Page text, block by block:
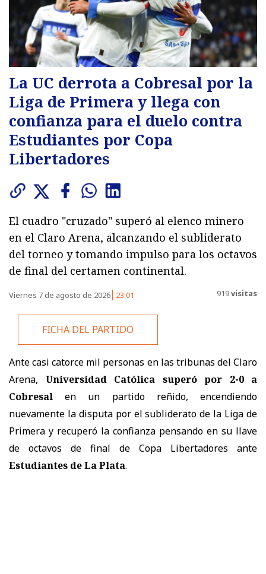
La UC derrota a Cobresal por la
Liga de Primera y llega con
confianza para el duelo contra
Estudiantes por Copa
Libertadores
El cuadro "cruzado" superó al elenco minero
en el Claro Arena, alcanzando el subliderato
del torneo y tomando impulso para los octavos
de final del certamen continental.
Viernes 7 de agosto de 2026 23:01 919visitas
FICHA DEL PARTIDO
Ante casi catorce mil personas en las tribunas del Claro
Arena, Universidad Católica superó por 2-0 a
Cobresal en un partido reñido, encendiendo
nuevamente la disputa por el subliderato de la Liga de
Primera y recuperó la confianza pensando en su llave
de octavos de final de Copa Libertadores ante
Estudiantes de La Plata.